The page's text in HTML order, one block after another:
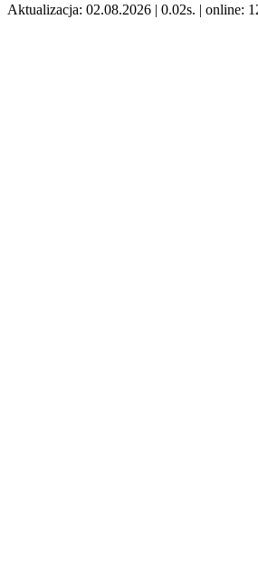
Aktualizacja: 02.08.2026 | 0.02s. | online: